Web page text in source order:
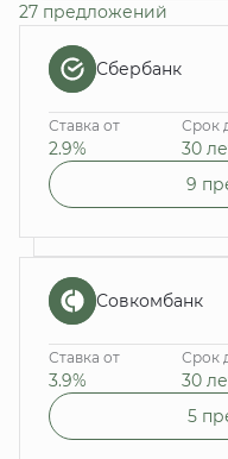
27 предложений
Сбербанк
Ставка от
2.9%
Срок
30
9
Совкомбанк
Ставка от
3.9%
Срок
30
5